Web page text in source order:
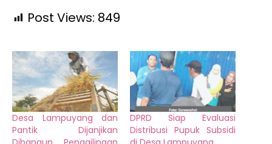
Post Views: 849
Desa Lampuyang dan
Pantik Dijanjikan
DPRD Siap Evaluasi
Distribusi Pupuk Subsidi